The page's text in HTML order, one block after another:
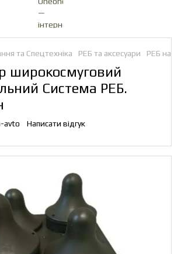
та Спецтехніка РЕБ та аксесуари РЕБ на
широкосмуговий
Система РЕБ.
avto Написати відгук